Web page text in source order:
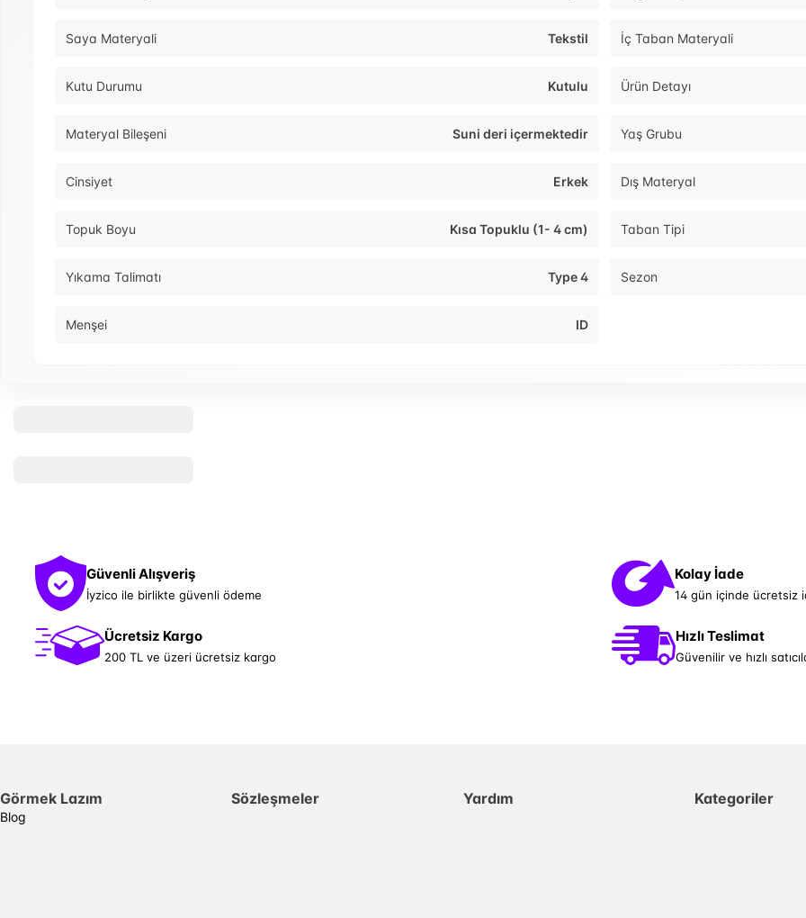
Saya Materyali Tekstil İç Taban Materyali
Kutu Durumu Kutulu Ürün Detayı
Materyal Bileşeni Suni deri içermektedir Yaş Grubu
Cinsiyet Erkek Dış Materyal
Topuk Boyu Kısa Topuklu (1- 4 cm) Taban Tipi
Yıkama Talimatı Type 4 Sezon
Menşei ID
Güvenli Alışveriş
İyzico ile birlikte güvenli ödeme
Kolay İade
14 gün içinde ücretsiz
Ücretsiz Kargo
200 TL ve üzeri ücretsiz kargo
Hızlı Teslimat
Güvenilir ve hızlı
Görmek Lazım
Blog
Sözleşmeler Yardım
Kategoriler